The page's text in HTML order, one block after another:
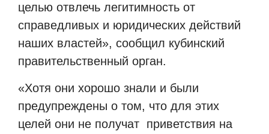
целью отвлечь легитимность от
справедливых и юридических действий
наших властей», сообщил кубинский
правительственный орган.
«Хотя они хорошо знали и были
предупреждены о том, что для этих
целей они не получат приветствия на